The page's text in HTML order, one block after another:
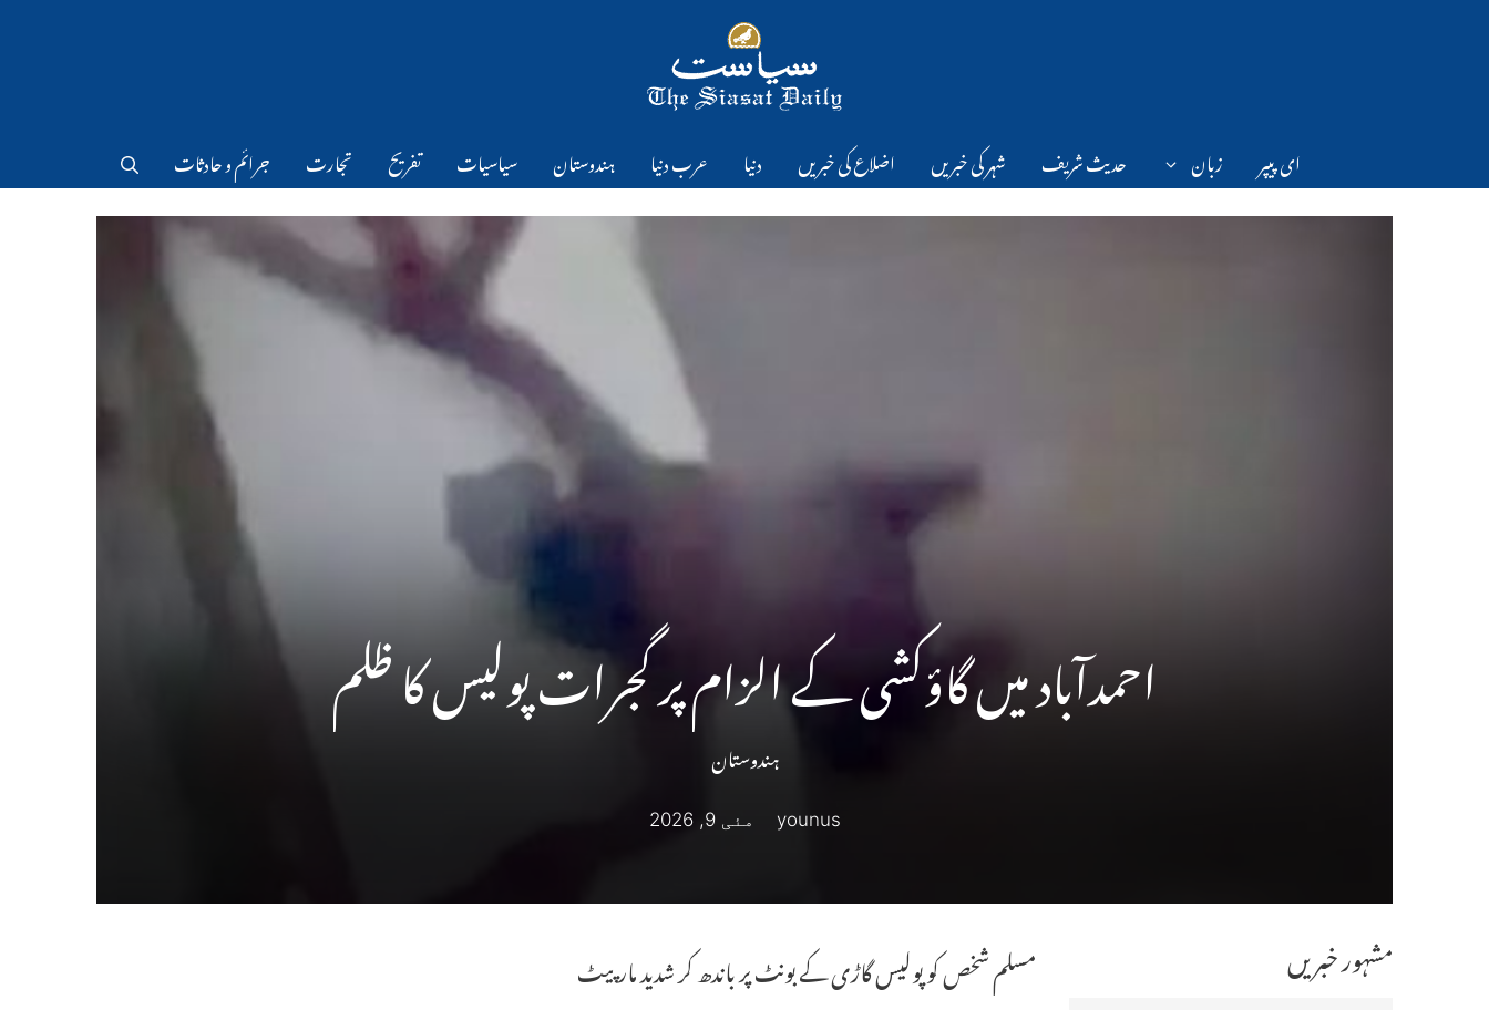
ای پیپر زبان حدیث شریف شہر کی خبریں اضلاع کی خبریں دنیا عرب دنیا ہندوستان سیاسیات تفریح تجارت جرائم و حادثات
احمدآباد میں گاؤکشی کے الزام پر گجرات پولیس کا ظلم
ہندوستان
younus مئی 9, 2026
مسلم شخص کو پولیس گاڑی کے بونٹ پر باندھ کر شدید مارپیٹ
مشہور خبریں